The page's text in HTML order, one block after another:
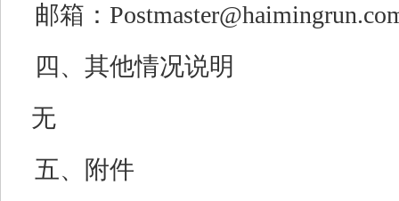
邮箱：
四、其他情况说明
无
五、附件